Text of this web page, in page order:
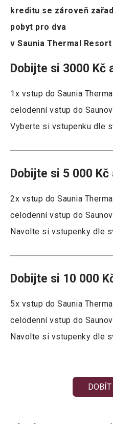
kreditu se zároveň
pobyt pro dva
v Saunia Thermal
Dobijte si 3000 Kč
1x vstup do Saunia
celodenní vstup do
Vyberte si vstupenku dle
Dobijte si 5 000
2x vstup do Saunia
celodenní vstup do
Navolte si vstupenky dle
Dobijte si 10 000
5x vstup do Saunia
celodenní vstup do
Navolte si vstupenky dle